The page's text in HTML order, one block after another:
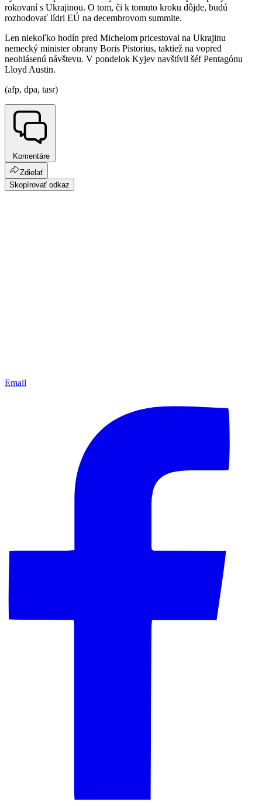
rokovaní s Ukrajinou. O tom, či k tomuto kroku dôjde, budú
rozhodovať lídri EÚ na decembrovom summite.
Len niekoľko hodín pred Michelom pricestoval na Ukrajinu
nemecký minister obrany Boris Pistorius, taktiež na vopred
neohlásenú návštevu. V pondelok Kyjev navštívil šéf Pentagónu
Lloyd Austin.
(afp, dpa, tasr)
Komentáre
Zdielať
Skopírovať odkaz
Email